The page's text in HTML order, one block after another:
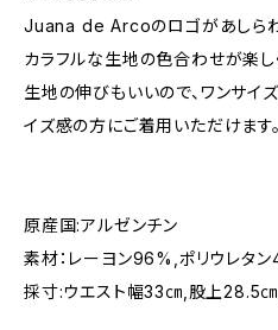
Juana de Arcoのロゴがあしらわ
カラフルな生地の色合わせが楽し
生地の伸びもいいので、ワンサイ
イズ感の方にご着用いただけます。
原産国:アルゼンチン
素材：レーヨン96%,ポリウレタン
採寸:ウエスト幅33㎝,股上28.5